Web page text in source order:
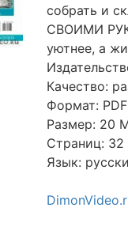
собрать и
СВОИМИ
уютнее, а
Качество:
Формат: PDF
Размер: 20
Страниц: 32
Язык: